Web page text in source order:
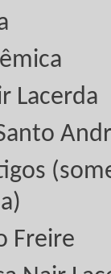
Lacerda
Freire